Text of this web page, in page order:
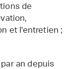
de
et l'entretien ;
an depuis